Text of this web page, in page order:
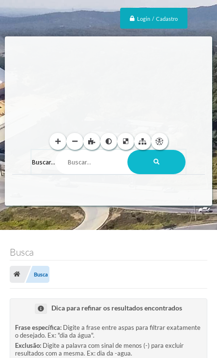
Login / Cadastro
Buscar...
Busca
Busca
Dica para refinar os resultados encontrados
Frase específica: Digite a frase entre aspas para filtrar exatamente
o desejado. Ex: "dia da água".
Exclusão: Digite a palavra com sinal de menos (-) para excluir
resultados com a mesma. Ex: dia da -agua.